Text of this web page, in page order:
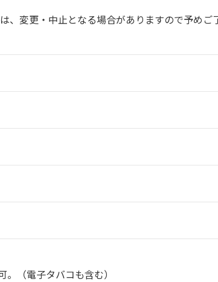
変更・中止となる場合がありますので予めご
（電子タバコも含む）